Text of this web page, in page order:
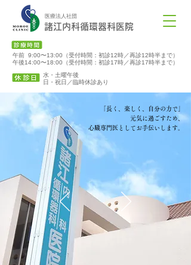
医療法人社団
諸江内科循環器科医院
午前 9:00〜13:00（受付時間：初診12時／再診12時半まで）
午後14:00〜18:00（受付時間：初診17時／再診17時半まで）
水・土曜午後
​日・祝日／臨時休診あり
「長く、楽しく、自分の力で」
元気に過ごすため、
心臓専門医としてお手伝いします。